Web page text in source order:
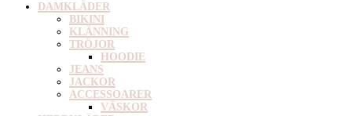
DAMKLÄDER
BIKINI
KLÄNNING
TRÖJOR
HOODIE
JEANS
JACKOR
ACCESSOARER
VÄSKOR